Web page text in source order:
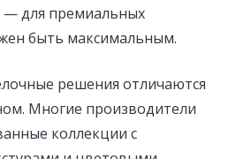
— для премиальных
быть максимальным.
решения отличаются
Многие производители
коллекции с